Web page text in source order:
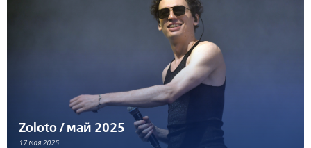
Zoloto / май 2025
17 мая 2025